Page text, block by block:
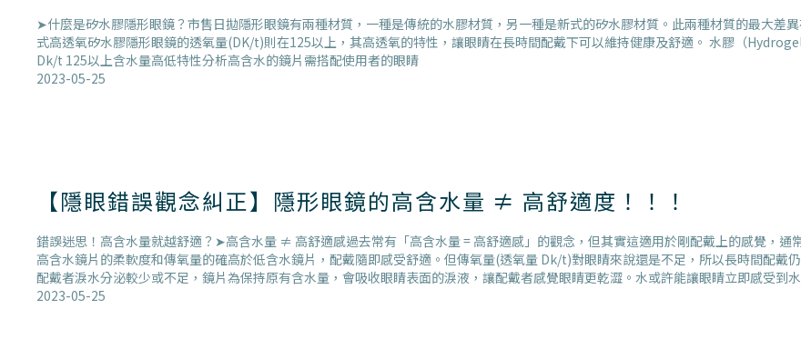
➤什麼是矽水膠隱形眼鏡？市售日拋隱形眼鏡有兩種材質，一種是傳統的水膠材質，另一種是新式的矽水膠材質。此兩種材質的最大
式高透氧矽水膠隱形眼鏡的透氧量(DK/t)則在125以上，其高透氧的特性，讓眼睛在長時間配戴下可以維持健康及舒適。 水膠（
Dk/t 125以上含水量高低特性分析高含水的鏡片需搭配使用者的眼睛
2023-05-25
【隱眼錯誤觀念糾正】隱形眼鏡的高含水量 ≠ 高舒適度！！！
錯誤迷思！高含水量就越舒適？➤高含水量 ≠ 高舒適感過去常有「高含水量 = 高舒適感」的觀念，但其實這適用於剛配戴上的感覺，通
高含水鏡片的柔軟度和傳氧量的確高於低含水鏡片，配戴隨即感受舒適。但傳氧量(透氧量 Dk/t)對眼睛來說還是不足，所以長時間配戴
配戴者淚水分泌較少或不足，鏡片為保持原有含水量，會吸收眼睛表面的淚液，讓配戴者感覺眼睛更乾澀。水或許能讓眼睛立即感受到
2023-05-25